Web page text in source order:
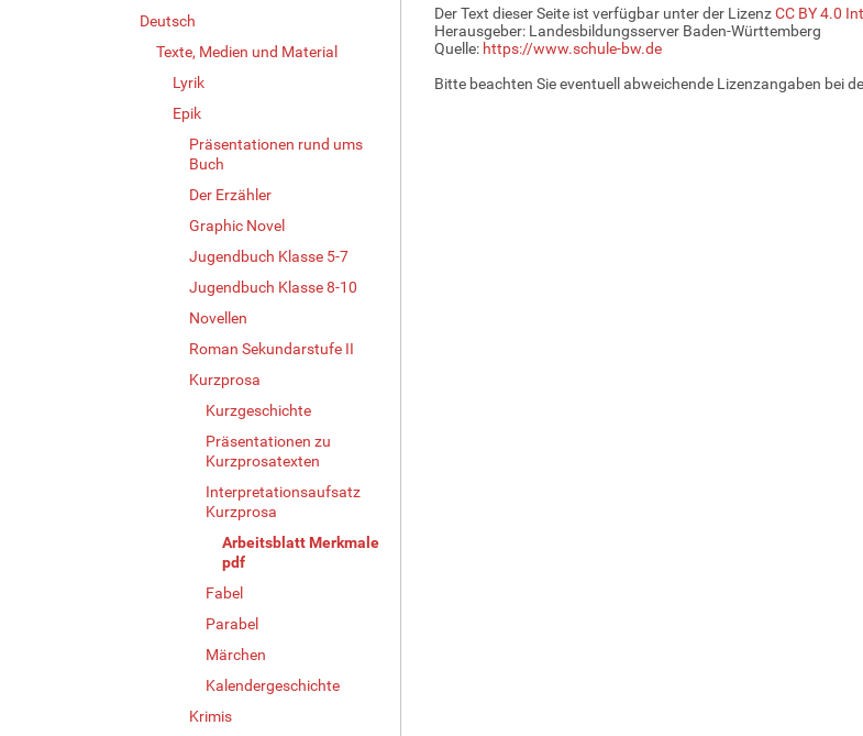
Deutsch
Texte, Medien und Material
Lyrik
Epik
Präsentationen rund ums
Buch
Der Erzähler
Graphic Novel
Jugendbuch Klasse 5-7
Jugendbuch Klasse 8-10
Novellen
Roman Sekundarstufe II
Kurzprosa
Kurzgeschichte
Präsentationen zu
Kurzprosatexten
Interpretationsaufsatz
Kurzprosa
Arbeitsblatt Merkmale
pdf
Fabel
Parabel
Märchen
Kalendergeschichte
Krimis
Der Text dieser Seite ist verfügbar unter der LizenzCC BY 4.0
Herausgeber: Landesbildungsserver Baden-Württemberg
Quelle: https://www.schule-bw.de
Bitte beachten Sie eventuell abweichende Lizenzangaben bei